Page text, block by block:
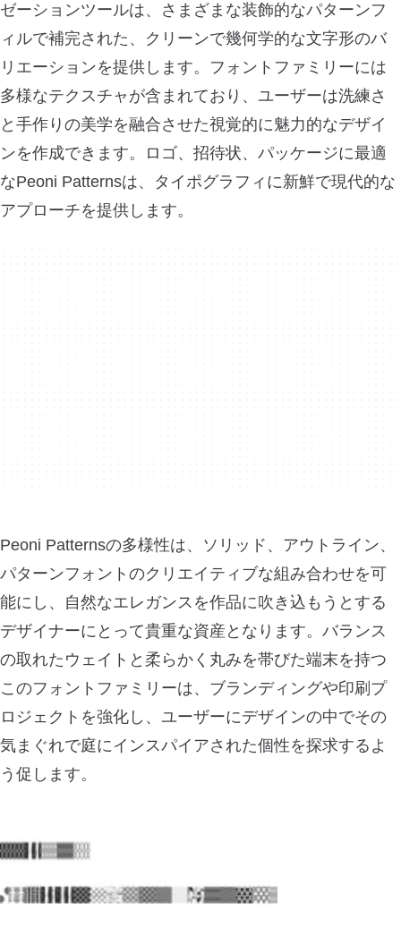
ゼーションツールは、さまざまな装飾的なパターンフ
ィルで補完された、クリーンで幾何学的な文字形のバ
リエーションを提供します。フォントファミリーには
多様なテクスチャが含まれており、ユーザーは洗練さ
と手作りの美学を融合させた視覚的に魅力的なデザイ
ンを作成できます。ロゴ、招待状、パッケージに最適
なPeoni Patternsは、タイポグラフィに新鮮で現代的な
アプローチを提供します。
Peoni Patternsの多様性は、ソリッド、アウトライン、
パターンフォントのクリエイティブな組み合わせを可
能にし、自然なエレガンスを作品に吹き込もうとする
デザイナーにとって貴重な資産となります。バランス
の取れたウェイトと柔らかく丸みを帯びた端末を持つ
このフォントファミリーは、ブランディングや印刷プ
ロジェクトを強化し、ユーザーにデザインの中でその
気まぐれで庭にインスパイアされた個性を探求するよ
う促します。